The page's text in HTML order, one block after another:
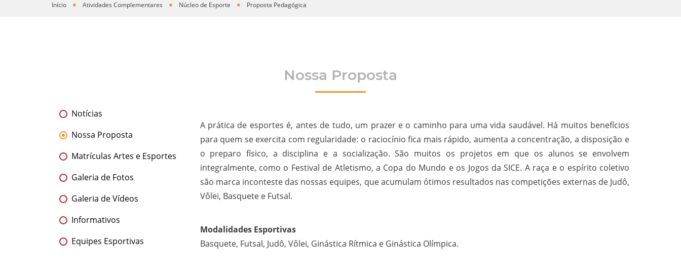
Você está aqui
Início Atividades Complementares Núcleo de Esporte Proposta Pedagógica
Nossa Proposta
Notícias
Nossa Proposta
Matrículas Artes e Esportes
Galeria de Fotos
Galeria de Vídeos
Informativos
Equipes Esportivas
A prática de esportes é, antes de tudo, um prazer e o caminho para uma vida saudável. Há muitos benefícios
para quem se exercita com regularidade: o raciocínio fica mais rápido, aumenta a concentração, a disposição e
o preparo físico, a disciplina e a socialização. São muitos os projetos em que os alunos se envolvem
integralmente, como o Festival de Atletismo, a Copa do Mundo e os Jogos da SICE. A raça e o espírito coletivo
são marca inconteste das nossas equipes, que acumulam ótimos resultados nas competições externas de Judô,
Vôlei, Basquete e Futsal.
Modalidades Esportivas
Basquete, Futsal, Judô, Vôlei, Ginástica Rítmica e Ginástica Olímpica.